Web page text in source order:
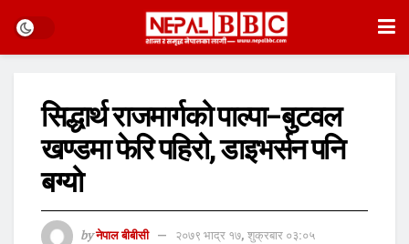
सिद्धार्थ राजमार्गको पाल्पा–बुटवल
खण्डमा फेरि पहिरो, डाइभर्सन पनि
बग्यो
by नेपाल बीबीसी २०७९ भाद्र १७, शुक्रबार ०३:०५